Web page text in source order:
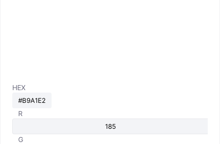
HEX
R
G